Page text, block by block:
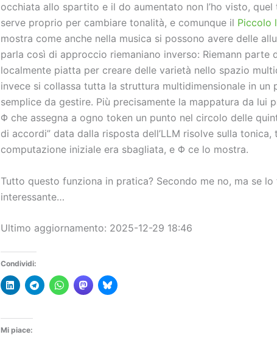
occhiata allo spartito e il do aumentato non l’ho visto,
serve proprio per cambiare tonalità, e comunque il Piccolo
mostra come anche nella musica si possono avere delle
parla così di approccio riemaniano inverso: Riemann parte
localmente piatta per creare delle varietà nello spazio
invece si collassa tutta la struttura multidimensionale in un
semplice da gestire. Più precisamente la mappatura da lui
Φ che assegna a ogno token un punto nel circolo delle
di accordi” data dalla risposta dell’LLM risolve sulla
computazione iniziale era sbagliata, e Φ ce lo mostra.
Tutto questo funziona in pratica? Secondo me no, ma se lo
interessante…
Ultimo aggiornamento: 2025-12-29 18:46
Condividi:
Mi piace: